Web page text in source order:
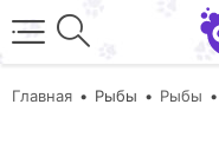
Главная Рыбы Рыбы